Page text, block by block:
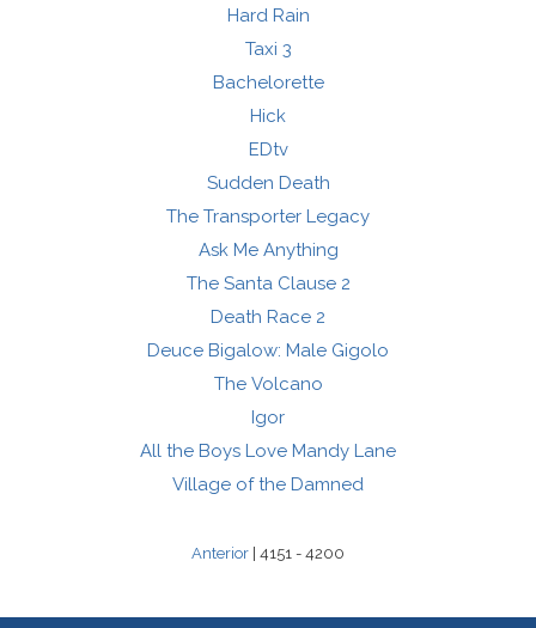
Hard Rain
Taxi 3
Bachelorette
Hick
EDtv
Sudden Death
The Transporter Legacy
Ask Me Anything
The Santa Clause 2
Death Race 2
Deuce Bigalow: Male Gigolo
The Volcano
Igor
All the Boys Love Mandy Lane
Village of the Damned
Anterior | 4151 - 4200